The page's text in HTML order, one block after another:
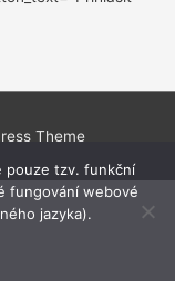
Theme
pouze tzv. funkční
fungování webové
jazyka).